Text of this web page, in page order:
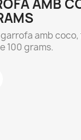
AMB
amb
100 grams.